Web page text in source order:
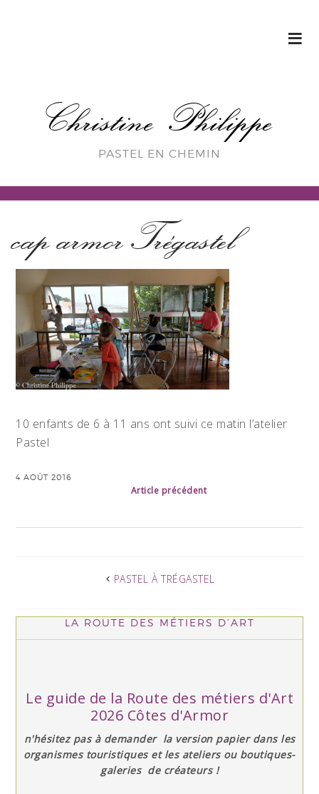
Christine Philippe
PASTEL EN CHEMIN
cap armorTrégastel
10 enfants de 6 à 11 ans ont suivi ce matin l’atelier
Pastel
4 AOÛT 2016
Article précédent
PASTEL À TRÉGASTEL
LA ROUTE DES MÉTIERS D’ART
Le guide de la Route des métiers d'Art
2026 Côtes d'Armor
n'hésitez pas à demander la version papier dans les
organismes touristiques et les ateliers ou boutiques-
galeries de créateurs !